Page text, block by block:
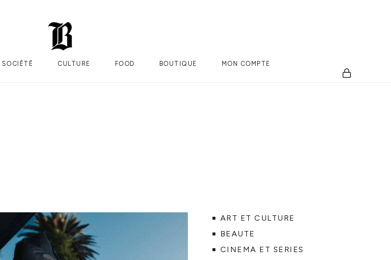
SOCIÉTÉ CULTURE FOOD BOUTIQUE MON COMPTE
ART ET CULTURE
BEAUTE
CINEMA ET SERIES